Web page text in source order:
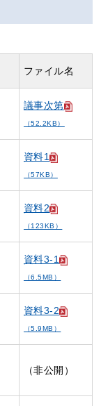
ファイル名
議事次第
（52.2KB）
資料1
（57KB）
資料2
（123KB）
資料3-1
（6.5MB）
資料3-2
（5.9MB）
（非公開）